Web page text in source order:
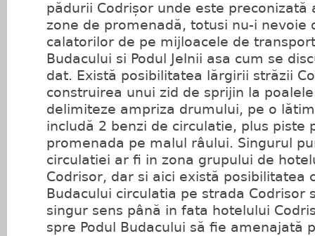
pădurii Codrișor unde este preconizată
zone de promenadă, totusi nu-i nevoie
calatorilor de pe mijloacele de
Budacului si Podul Jelnii asa cum se
dat. Există posibilitatea lărgirii străzii
construirea unui zid de sprijin la
delimiteze ampriza drumului, pe o
includă 2 benzi de circulatie, plus piste
promenada pe malul râului. Singurul
circulatiei ar fi in zona grupului de
Codrisor, dar si aici există posibilitatea
Budacului circulatia pe strada Codrisor
singur sens până in fata hotelului
spre Podul Budacului să fie amenajată